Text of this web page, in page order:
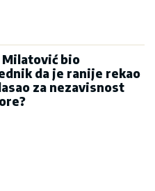
Milatović bio
da je ranije rekao
za nezavisnost